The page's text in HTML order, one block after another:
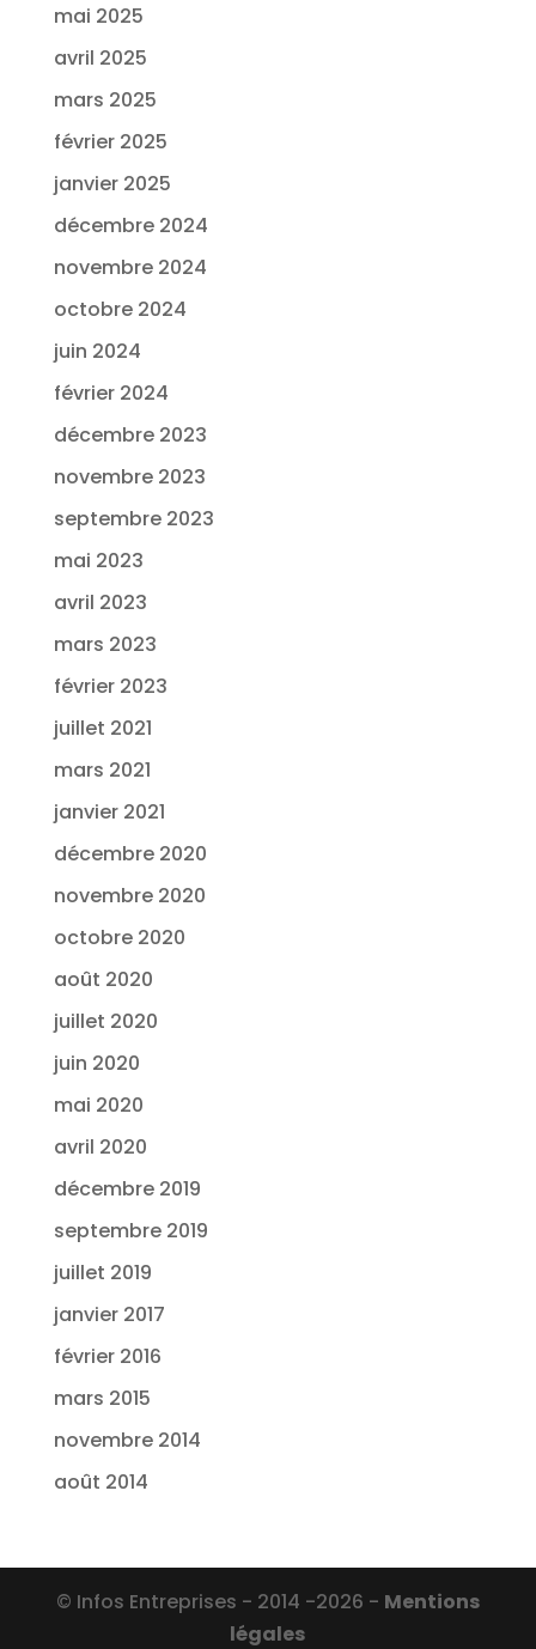
mai 2025
avril 2025
mars 2025
février 2025
janvier 2025
décembre 2024
novembre 2024
octobre 2024
juin 2024
février 2024
décembre 2023
novembre 2023
septembre 2023
mai 2023
avril 2023
mars 2023
février 2023
juillet 2021
mars 2021
janvier 2021
décembre 2020
novembre 2020
octobre 2020
août 2020
juillet 2020
juin 2020
mai 2020
avril 2020
décembre 2019
septembre 2019
juillet 2019
janvier 2017
février 2016
mars 2015
novembre 2014
août 2014
© Infos Entreprises - 2014 -2026 - Mentions
légales